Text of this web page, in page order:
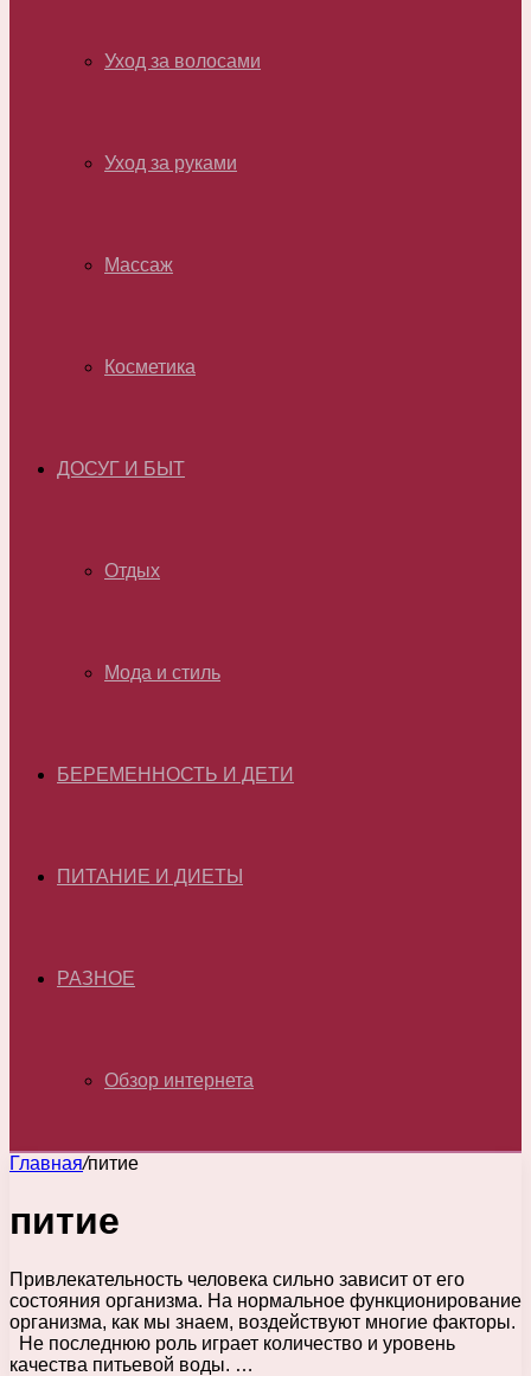
Уход за волосами
Уход за руками
Массаж
Косметика
ДОСУГ И БЫТ
Отдых
Мода и стиль
БЕРЕМЕННОСТЬ И ДЕТИ
ПИТАНИЕ И ДИЕТЫ
РАЗНОЕ
Обзор интернета
Главная/питие
питие
Привлекательность человека сильно зависит от его
состояния организма. На нормальное функционирование
организма, как мы знаем, воздействуют многие факторы.
Не последнюю роль играет количество и уровень
качества питьевой воды. …